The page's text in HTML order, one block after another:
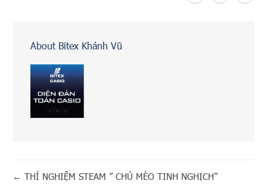
About Bitex Khánh Vũ
← THÍ NGHIỆM STEAM ” CHÚ MÈO TINH NGHỊCH”